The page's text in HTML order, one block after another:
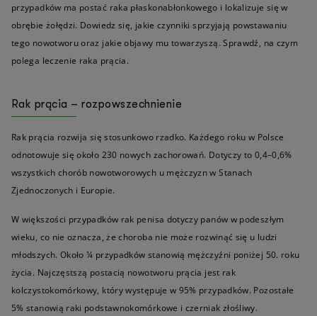
przypadków ma postać raka płaskonabłonkowego i lokalizuje się w
obrębie żołędzi. Dowiedz się, jakie czynniki sprzyjają powstawaniu
tego nowotworu oraz jakie objawy mu towarzyszą. Sprawdź, na czym
polega leczenie raka prącia.
Rak prącia – rozpowszechnienie
Rak prącia rozwija się stosunkowo rzadko. Każdego roku w Polsce
odnotowuje się około 230 nowych zachorowań. Dotyczy to 0,4–0,6%
wszystkich chorób nowotworowych u mężczyzn w Stanach
Zjednoczonych i Europie.
W większości przypadków rak penisa dotyczy panów w podeszłym
wieku, co nie oznacza, że choroba nie może rozwinąć się u ludzi
młodszych. Około ¼ przypadków stanowią mężczyźni poniżej 50. roku
życia. Najczęstszą postacią nowotworu prącia jest rak
kolczystokomórkowy, który występuje w 95% przypadków. Pozostałe
5% stanowią raki podstawnokomórkowe i czerniak złośliwy.